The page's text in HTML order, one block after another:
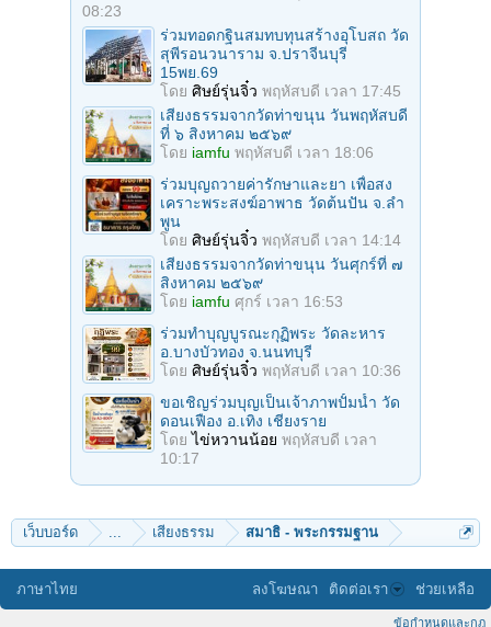
08:23
ร่วมทอดกฐินสมทบทุนสร้างอุโบสถ วัด
สุพีรอนวนาราม จ.ปราจีนบุรี
15พย.69
โดย ศิษย์รุ่นจิ๋ว พฤหัสบดี เวลา 17:45
เสียงธรรมจากวัดท่าขนุน วันพฤหัสบดี
ที่ ๖ สิงหาคม ๒๕๖๙
โดย iamfu พฤหัสบดี เวลา 18:06
ร่วมบุญถวายค่ารักษาและยา เพื่อสง
เคราะพระสงฆ์อาพาธ วัดต้นปัน จ.ลํา
พูน
โดย ศิษย์รุ่นจิ๋ว พฤหัสบดี เวลา 14:14
เสียงธรรมจากวัดท่าขนุน วันศุกร์ที่ ๗
สิงหาคม ๒๕๖๙
โดย iamfu ศุกร์ เวลา 16:53
ร่วมทําบุญบูรณะกุฏิพระ วัดละหาร
อ.บางบัวทอง จ.นนทบุรี
โดย ศิษย์รุ่นจิ๋ว พฤหัสบดี เวลา 10:36
ขอเชิญร่วมบุญเป็นเจ้าภาพปั้มน้ำ วัด
ดอนเฟือง อ.เทิง เชียงราย
โดยไข่หวานน้อย พฤหัสบดี เวลา
10:17
เว็บบอร์ด ... เสียงธรรม สมาธิ - พระกรรมฐาน
ภาษาไทย ลงโฆษณา ติดต่อเรา ช่วยเหลือ
ข้อกำหนดและกฎ